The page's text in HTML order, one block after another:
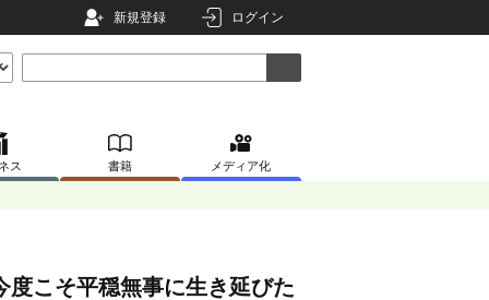
新規登録 ログイン
ス 書籍 メディア化
こそ平穏無事に生き延びた